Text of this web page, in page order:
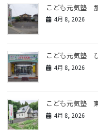
こども元気塾
4月 8, 2026
こども元気塾
4月 8, 2026
こども元気塾
4月 8, 2026